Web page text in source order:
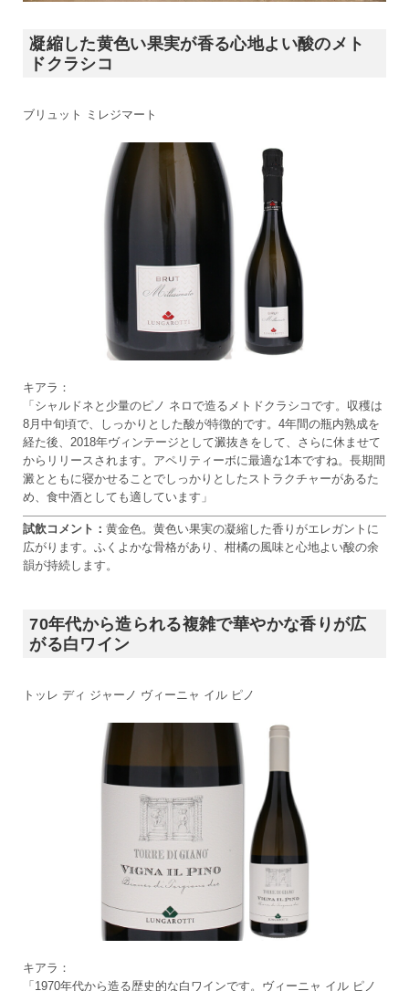
凝縮した黄色い果実が香る心地よい酸のメト
ドクラシコ
ブリュット ミレジマート
キアラ：
「シャルドネと少量のピノ ネロで造るメトドクラシコです。収穫は
8月中旬頃で、しっかりとした酸が特徴的です。4年間の瓶内熟成を
経た後、2018年ヴィンテージとして澱抜きをして、さらに休ませて
からリリースされます。アペリティーボに最適な1本ですね。長期間
澱とともに寝かせることでしっかりとしたストラクチャーがあるた
め、食中酒としても適しています」
試飲コメント： 黄金色。黄色い果実の凝縮した香りがエレガントに
広がります。ふくよかな骨格があり、柑橘の風味と心地よい酸の余
韻が持続します。
70年代から造られる複雑で華やかな香りが広
がる白ワイン
トッレ ディ ジャーノ ヴィーニャ イル ピノ
キアラ：
「1970年代から造る歴史的な白ワインです。ヴィーニャ イル ピノ